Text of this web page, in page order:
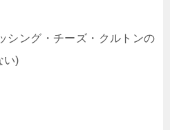
シング・チーズ・クルトンの
い)